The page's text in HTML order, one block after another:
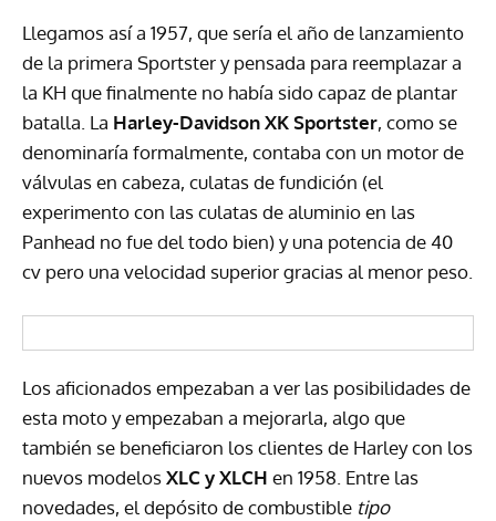
Llegamos así a 1957, que sería el año de lanzamiento
de la primera Sportster y pensada para reemplazar a
la KH que finalmente no había sido capaz de plantar
batalla. La Harley-Davidson XK Sportster, como se
denominaría formalmente, contaba con un motor de
válvulas en cabeza, culatas de fundición (el
experimento con las culatas de aluminio en las
Panhead no fue del todo bien) y una potencia de 40
cv pero una velocidad superior gracias al menor peso.
Los aficionados empezaban a ver las posibilidades de
esta moto y empezaban a mejorarla, algo que
también se beneficiaron los clientes de Harley con los
nuevos modelosXLCyXLCH en 1958. Entre las
novedades, el depósito de combustible tipo